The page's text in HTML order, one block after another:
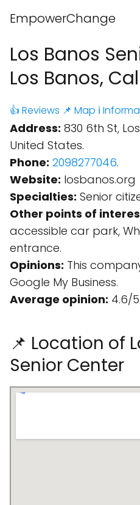
EmpowerChange
Los Banos
Los Banos,
👍 Reviews 📌 Map ℹ️
Address: 830 6th St,
United States.
Phone: 2098277046.
Website: losbanos.org
Specialties: Senior
Other points of
accessible car park,
entrance.
Opinions: This
Google My Business.
Average opinion: 4.6/5.
📌 Location of
Senior Center